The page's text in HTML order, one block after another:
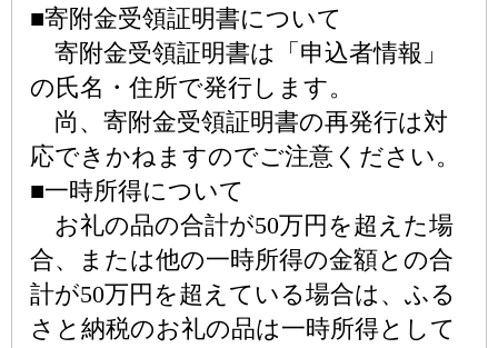
■寄附金受領証明書について
寄附金受領証明書は「申込者情報」
の氏名・住所で発行します。
尚、寄附金受領証明書の再発行は対
応できかねますのでご注意ください。
■一時所得について
お礼の品の合計が50万円を超えた場
合、または他の一時所得の金額との合
計が50万円を超えている場合は、ふる
さと納税のお礼の品は一時所得として